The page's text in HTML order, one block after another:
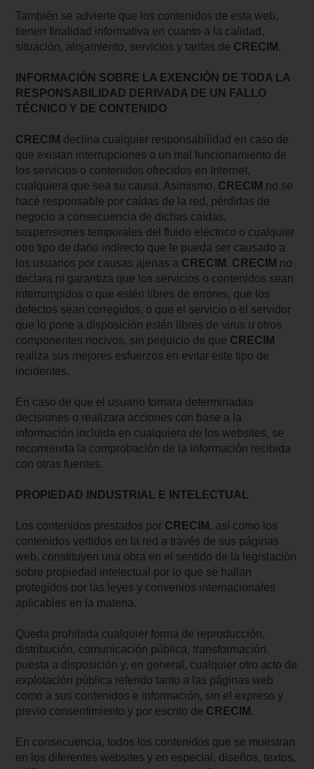
También se advierte que los contenidos de esta web,
tienen finalidad informativa en cuanto a la calidad,
situación, alojamiento, servicios y tarifas de CRECIM .
INFORMACIÓN SOBRE LA EXENCIÓN DE TODA LA
RESPONSABILIDAD DERIVADA DE UN FALLO
TÉCNICO Y DE CONTENIDO
CRECIM declina cualquier responsabilidad en caso de
que existan interrupciones o un mal funcionamiento de
los servicios o contenidos ofrecidos en Internet,
cualquiera que sea su causa. Asimismo, CRECIM no se
hace responsable por caídas de la red, pérdidas de
negocio a consecuencia de dichas caídas,
suspensiones temporales del fluido eléctrico o cualquier
otro tipo de daño indirecto que le pueda ser causado a
los usuarios por causas ajenas a CRECIM . CRECIM no
declara ni garantiza que los servicios o contenidos sean
interrumpidos o que estén libres de errores, que los
defectos sean corregidos, o que el servicio o el servidor
que lo pone a disposición estén libres de virus u otros
componentes nocivos, sin perjuicio de que CRECIM
realiza sus mejores esfuerzos en evitar este tipo de
incidentes.
En caso de que el usuario tomara determinadas
decisiones o realizara acciones con base a la
información incluida en cualquiera de los websites, se
recomienda la comprobación de la información recibida
con otras fuentes.
PROPIEDAD INDUSTRIAL E INTELECTUAL
Los contenidos prestados por CRECIM , así como los
contenidos vertidos en la red a través de sus páginas
web, constituyen una obra en el sentido de la legislación
sobre propiedad intelectual por lo que se hallan
protegidos por las leyes y convenios internacionales
aplicables en la materia.
Queda prohibida cualquier forma de reproducción,
distribución, comunicación pública, transformación,
puesta a disposición y, en general, cualquier otro acto de
explotación pública referido tanto a las páginas web
como a sus contenidos e información, sin el expreso y
previo consentimiento y por escrito de CRECIM .
En consecuencia, todos los contenidos que se muestran
en los diferentes websites y en especial, diseños, textos,